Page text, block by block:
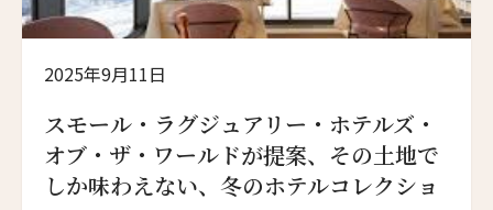
2025年9月11日
スモール・ラグジュアリー・ホテルズ・
オブ・ザ・ワールドが提案、その土地で
しか味わえない、冬のホテルコレクショ
ニュースレター登録
First Last